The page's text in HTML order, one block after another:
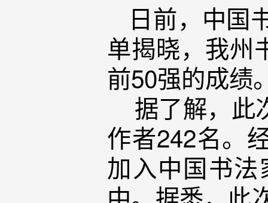
日前，中国
单揭晓，我州
前50强的成绩
据了解，此
作者242名。
加入中国书